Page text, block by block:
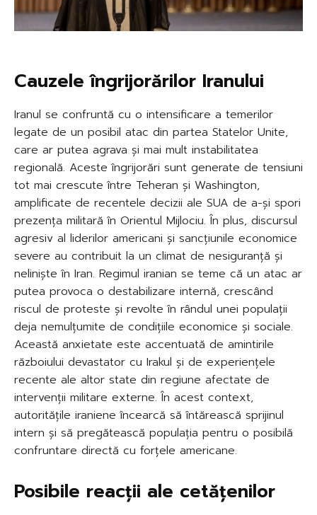
Cauzele îngrijorărilor Iranului
Iranul se confruntă cu o intensificare a temerilor
legate de un posibil atac din partea Statelor Unite,
care ar putea agrava și mai mult instabilitatea
regională. Aceste îngrijorări sunt generate de tensiuni
tot mai crescute între Teheran și Washington,
amplificate de recentele decizii ale SUA de a-și spori
prezența militară în Orientul Mijlociu. În plus, discursul
agresiv al liderilor americani și sancțiunile economice
severe au contribuit la un climat de nesiguranță și
neliniște în Iran. Regimul iranian se teme că un atac ar
putea provoca o destabilizare internă, crescând
riscul de proteste și revolte în rândul unei populații
deja nemulțumite de condițiile economice și sociale.
Această anxietate este accentuată de amintirile
războiului devastator cu Irakul și de experiențele
recente ale altor state din regiune afectate de
intervenții militare externe. În acest context,
autoritățile iraniene încearcă să întărească sprijinul
intern și să pregătească populația pentru o posibilă
confruntare directă cu forțele americane.
Posibile reacții ale cetățenilor